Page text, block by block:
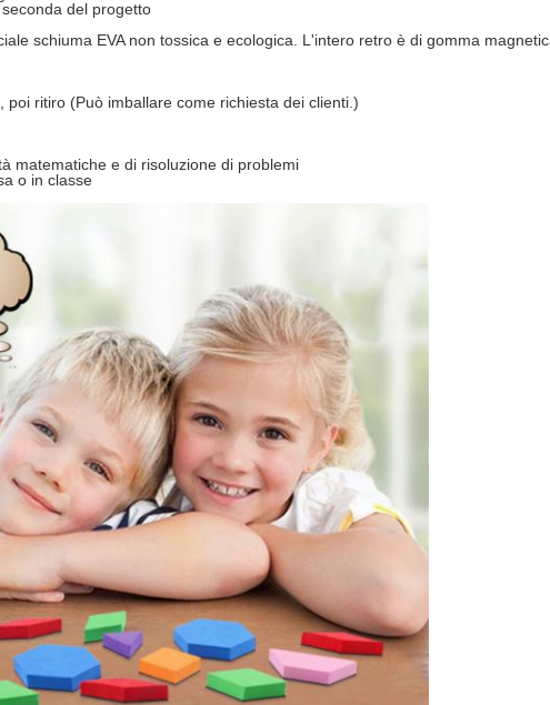
del progetto
schiuma EVA non tossica e ecologica. L'intero retro è di gomma
ritiro (Può imballare come richiesta dei clienti.)
matematiche e di risoluzione di problemi
o in classe